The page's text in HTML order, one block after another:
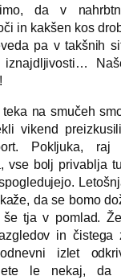
da v
in kakšen kos
pa v takšnih
na smučeh
vikend
Pokljuka, raj
vse bolj privablja
da se bomo
še tja v pomlad.
in čistega
izlet
le nekaj,